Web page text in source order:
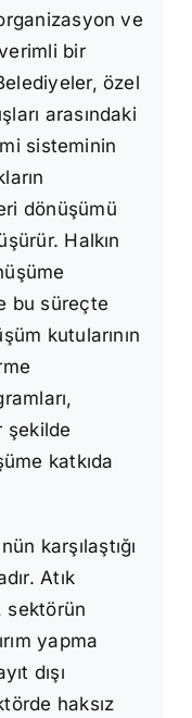
ve
bir
özel
arasındaki
sisteminin
dönüşümü
Halkın
bu süreçte
kutularının
şekilde
katkıda
karşılaştığı
Atık
sektörün
yapma
dışı
haksız